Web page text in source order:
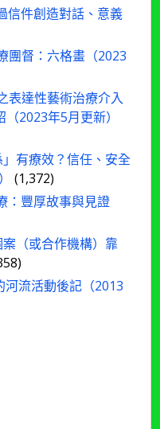
信件創造對話、意義
團督：六格畫（2023
表達性藝術治療介入
2023年5月更新）
有療效？信任、安全
(1,372)
：豐厚故事與見證
（或合作機構）靠
流活動後記（2013